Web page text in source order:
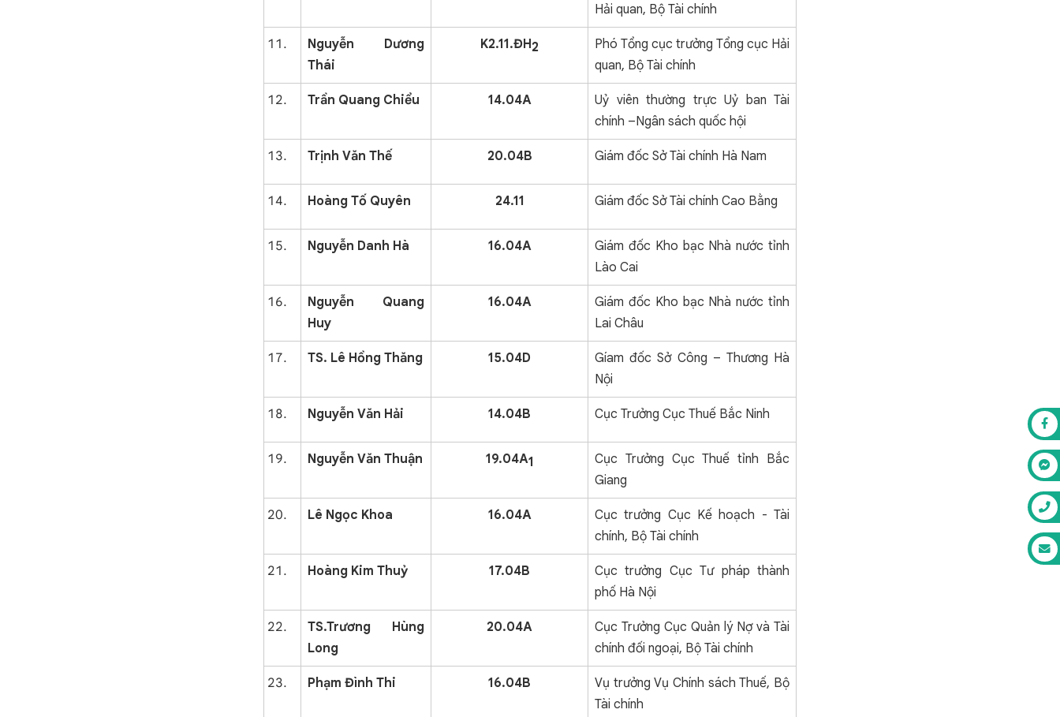
Hải quan, Bộ Tài chính
Nguyễn Dương
Thái
K2.11.ĐH2
Phó Tổng cục trưởng Tổng cục Hải
quan, Bộ Tài chính
Trần Quang Chiểu 14.04A
Uỷ viên thường trực Uỷ ban Tài
chính –Ngân sách quốc hội
Trịnh Văn Thế 20.04B Giám đốc Sở Tài chính Hà Nam
Hoàng Tố Quyên 24.11 Giám đốc Sở Tài chính Cao Bằng
Nguyễn Danh Hà 16.04A
Giám đốc Kho bạc Nhà nước tỉnh
Lào Cai
Nguyễn Quang
Huy
16.04A
Giám đốc Kho bạc Nhà nước tỉnh
Lai Châu
TS. Lê Hồng Thăng 15.04D
Gíam đốc Sở Công – Thương Hà
Nội
Nguyễn Văn Hải 14.04B Cục Trưởng Cục Thuế Bắc Ninh
Nguyễn Văn Thuận 19.04A1
Cục Trưởng Cục Thuế tỉnh Bắc
Giang
Lê Ngọc Khoa 16.04A
Cục trưởng Cục Kế hoạch - Tài
chính, Bộ Tài chính
Hoàng Kim Thuỷ 17.04B
Cục trưởng Cục Tư pháp thành
phố Hà Nội
TS.Trương Hùng
Long
20.04A
Cục Trưởng Cục Quản lý Nợ và Tài
chính đối ngoại, Bộ Tài chính
Phạm Đình Thi 16.04B
Vụ trưởng Vụ Chính sách Thuế, Bộ
Tài chính